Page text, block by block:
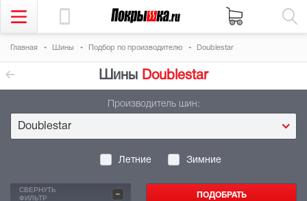
Главная Шины Подбор по производителю Doublestar
Шины Doublestar
Производитель шин:
Doublestar
Летние Зимние
СВЕРНУТЬ
ФИЛЬТР
-